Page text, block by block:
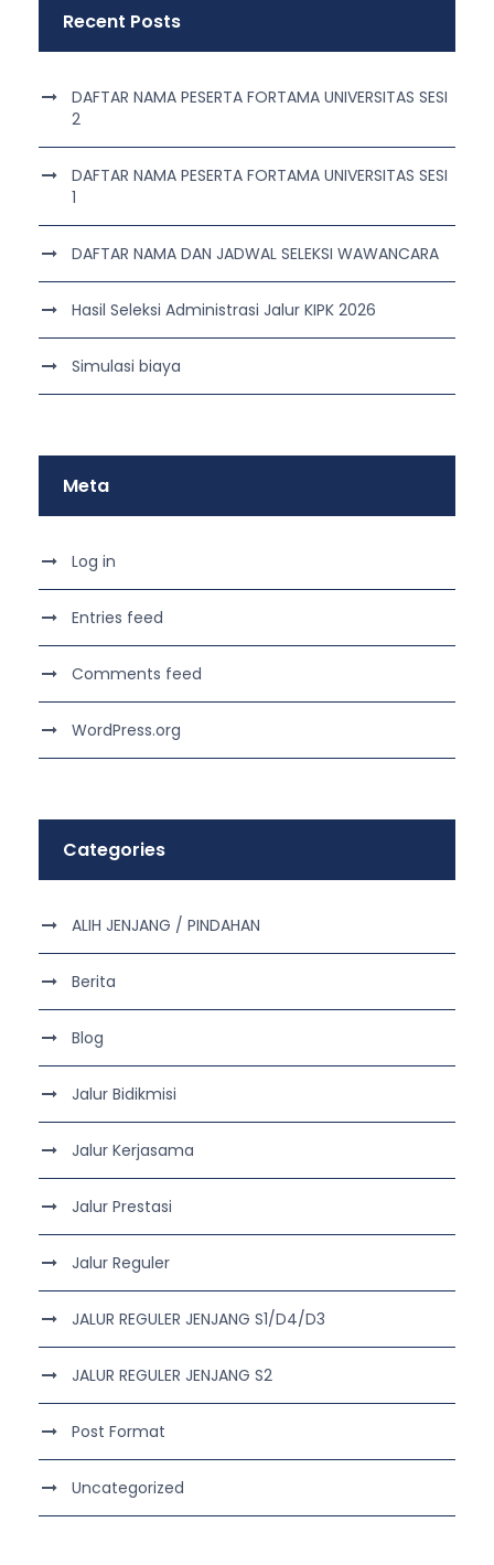
Recent Posts
DAFTAR NAMA PESERTA FORTAMA UNIVERSITAS SESI
2
DAFTAR NAMA PESERTA FORTAMA UNIVERSITAS SESI
1
DAFTAR NAMA DAN JADWAL SELEKSI WAWANCARA
Hasil Seleksi Administrasi Jalur KIPK 2026
Simulasi biaya
Meta
Log in
Entries feed
Comments feed
WordPress.org
Categories
ALIH JENJANG / PINDAHAN
Berita
Blog
Jalur Bidikmisi
Jalur Kerjasama
Jalur Prestasi
Jalur Reguler
JALUR REGULER JENJANG S1/D4/D3
JALUR REGULER JENJANG S2
Post Format
Uncategorized